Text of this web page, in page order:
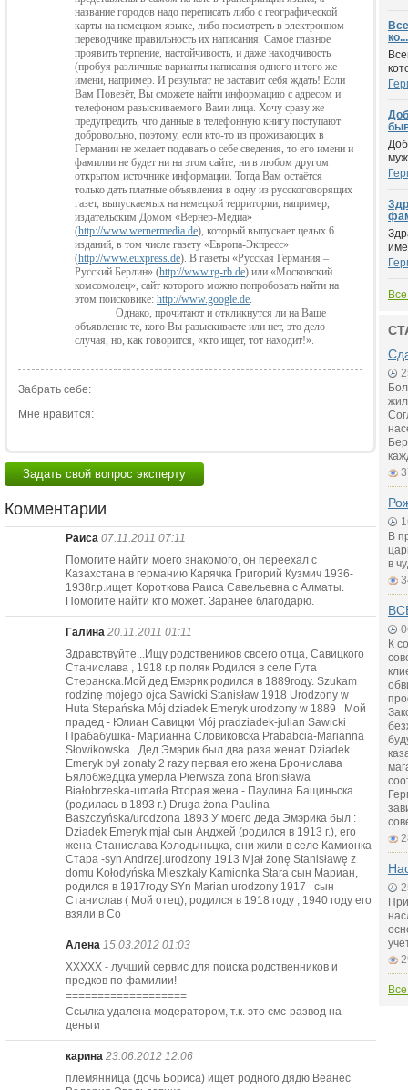
название городов надо переписать либо с географической
карты на немецком языке, либо посмотреть в электронном
переводчике правильность их написания. Самое главное
проявить терпение, настойчивость, и даже находчивость
(пробуя различные варианты написания одного и того же
имени, например. И результат не заставит себя ждать! Если
Вам Повезёт, Вы сможете найти информацию с адресом и
телефоном разыскиваемого Вами лица. Хочу сразу же
предупредить, что данные в телефонную книгу поступают
добровольно, поэтому, если кто-то из проживающих в
Германии не желает подавать о себе сведения, то его имени и
фамилии не будет ни на этом сайте, ни в любом другом
открытом источнике информации. Тогда Вам остаётся
только дать платные объявления в одну из русскоговорящих
газет, выпускаемых на немецкой территории, например,
издательским Домом «Вернер-Медиа»
(http://www.wernermedia.de), который выпускает целых 6
изданий, в том числе газету «Eвропа-Экпресс»
(http://www.euxpress.de). В газеты «Русская Германия –
Русский Берлин» (http://www.rg-rb.de) или «Московский
комсомолец», сайт которого можно попробовать найти на
этом поисковике: http://www.google.de.
Однако, прочитают и откликнутся ли на Ваше
объявление те, кого Вы разыскиваете или нет, это дело
случая, но, как говорится, «кто ищет, тот находит!».
Забрать себе:
Мне нравится:
Задать свой вопрос эксперту
Комментарии
Раиса 07.11.2011 07:11
Помогите найти моего знакомого, он переехал с
Казахстана в германию Карячка Григорий Кузмич 1936-
1938г.р.ищет Короткова Раиса Савельевна с Алматы.
Помогите найти кто может. Заранее благодарю.
Галина 20.11.2011 01:11
Здравствуйте...Ищу родствеников своего отца, Савицкого
Станислава , 1918 г.р.поляк Родился в селе Гута
Стеранска.Мой дед Eмэрик родился в 1889году. Szukam
rodzinę mojego ojca Sawicki Stanisław 1918 Urodzony w
Huta Stepańska Mój dziadek Emeryk urodzony w 1889 Мой
прадед - Юлиан Савицки Mój pradziadek-julian Sawicki
Прабабушка- Марианна Словиковска Prababcia-Marianna
Słowikowska Дед Эмэрик был два раза женат Dziadek
Emeryk był zonaty 2 razy первая его жена Бронислава
Бялобжедцка умерла Pierwsza żona Bronisława
Białobrzeska-umarła Вторая жена - Паулина Бащиньска
(родилась в 1893 г.) Druga żona-Paulina
Baszczyńska/urodzona 1893 У моего деда Эмэрика был :
Dziadek Emeryk mjał сын Анджей (родился в 1913 г.), его
жена Станислава Колодыньцка, они жили в селе Камионка
Стара -syn Andrzej.urodzony 1913 Mjał żonę Stanisławę z
domu Kołodyńska Mieszkały Kamionka Stara сын Мариан,
родился в 1917году SYn Marian urodzony 1917 сын
Станислав ( Мой отец), родился в 1918 году , 1940 году его
взяли в Со
Алена 15.03.2012 01:03
ХХХХХ - лучший сервис для поиска родственников и
предков по фамилии!
===================
Ссылка удалена модератором, т.к. это смс-развод на
деньги
карина 23.06.2012 12:06
племянница (дочь Бориса) ищет родного дядю Веанес
ко...
В
в
К